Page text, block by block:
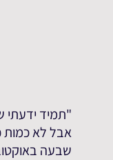
"תמיד ידעתי
אבל לא כמות
שבעה